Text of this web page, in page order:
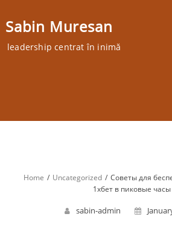
content
Sabin Muresan
leadership centrat în inimă
Home Uncategorized
Советы для
1хбет в пиковые часы
sabin-admin